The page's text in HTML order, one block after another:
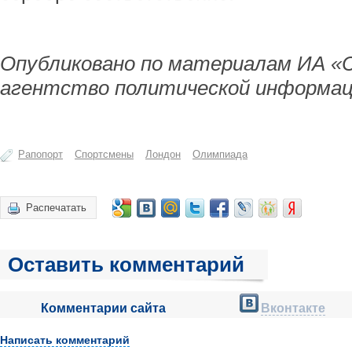
Опубликовано по материалам ИА
агентство политической
Рапопорт Спортсмены Лондон Олимпиада
Распечатать
Оставить комментарий
Комментарии сайта Вконтакте
Написать комментарий